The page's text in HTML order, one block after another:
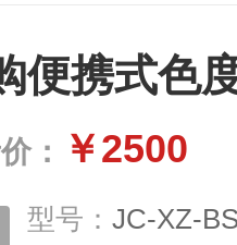
便携式色
： ￥2500
型号： JC-XZ-BS